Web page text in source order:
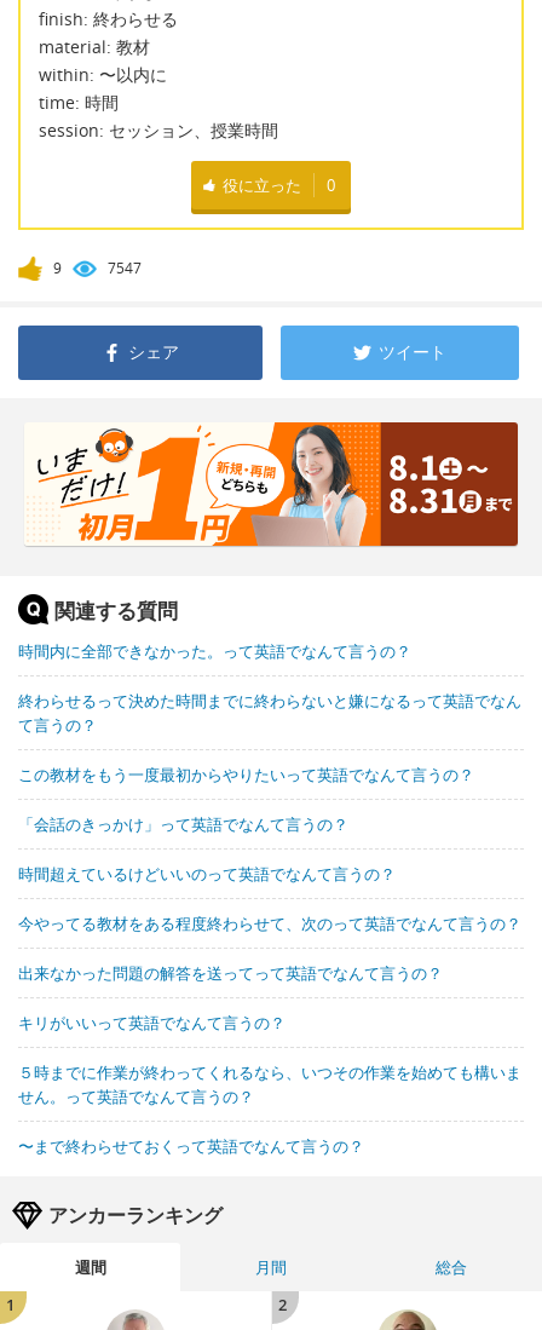
finish: 終わらせる
material: 教材
within: 〜以内に
time: 時間
session: セッション、授業時間
役に立った 0
9 7547
シェア ツイート
関連する質問
時間内に全部できなかった。って英語でなんて言うの？
終わらせるって決めた時間までに終わらないと嫌になるって英語でなん
て言うの？
この教材をもう一度最初からやりたいって英語でなんて言うの？
「会話のきっかけ」って英語でなんて言うの？
時間超えているけどいいのって英語でなんて言うの？
今やってる教材をある程度終わらせて、次のって英語でなんて言うの？
出来なかった問題の解答を送ってって英語でなんて言うの？
キリがいいって英語でなんて言うの？
５時までに作業が終わってくれるなら、いつその作業を始めても構いま
せん。って英語でなんて言うの？
〜まで終わらせておくって英語でなんて言うの？
アンカーランキング
週間 月間
総合
1
2